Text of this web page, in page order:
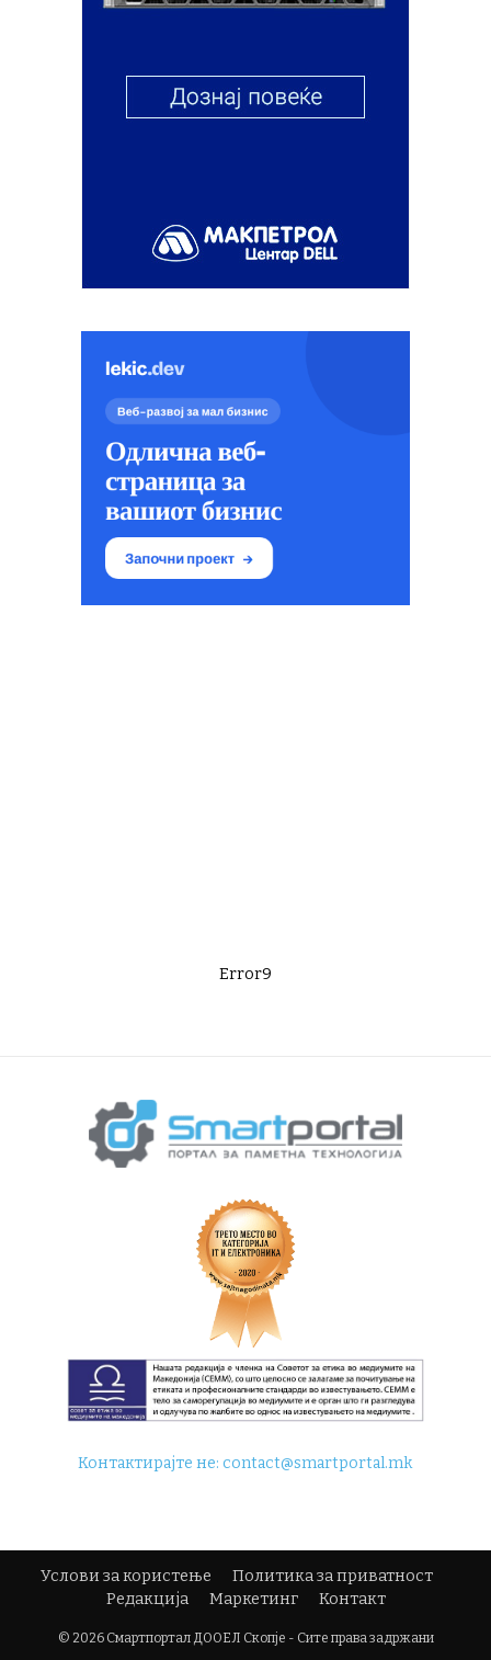
Error9
Контактирајте не:contact@smartportal.mk
Услови за користење
Политика за приватност
Редакција
Маркетинг Контакт
© 2026 Смартпортал ДООЕЛ Скопје - Сите права задржани